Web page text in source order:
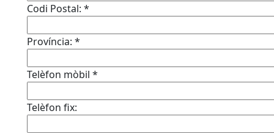
Codi Postal: *
Província: *
Telèfon mòbil *
Telèfon fix: